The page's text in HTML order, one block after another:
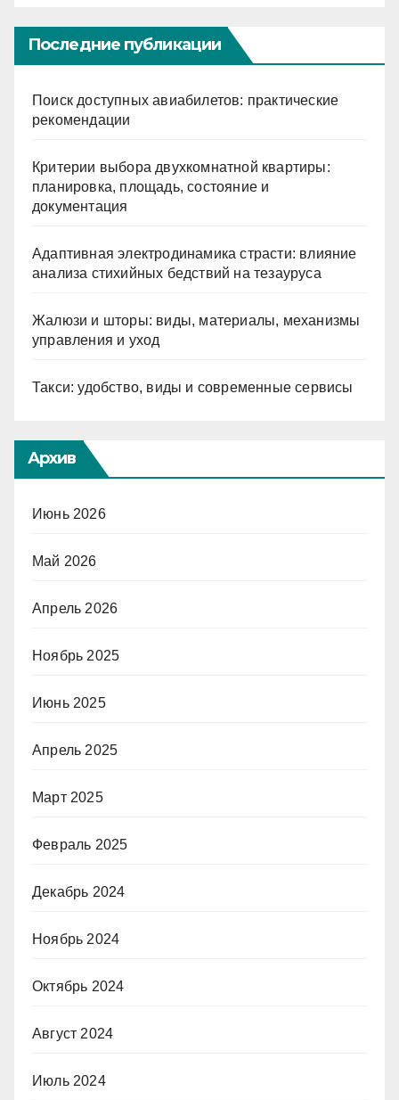
Последние публикации
Поиск доступных авиабилетов: практические
рекомендации
Критерии выбора двухкомнатной квартиры:
планировка, площадь, состояние и
документация
Адаптивная электродинамика страсти: влияние
анализа стихийных бедствий на тезауруса
Жалюзи и шторы: виды, материалы, механизмы
управления и уход
Такси: удобство, виды и современные сервисы
Архив
Июнь 2026
Май 2026
Апрель 2026
Ноябрь 2025
Июнь 2025
Апрель 2025
Март 2025
Февраль 2025
Декабрь 2024
Ноябрь 2024
Октябрь 2024
Август 2024
Июль 2024